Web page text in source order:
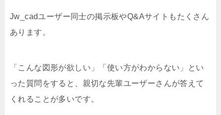
Jw_cadユーザー同士の掲示板やQ&Aサイトもたくさん
あります。
「こんな図形が欲しい」「使い方がわからない」とい
った質問をすると、親切な先輩ユーザーさんが答えて
くれることが多いです。